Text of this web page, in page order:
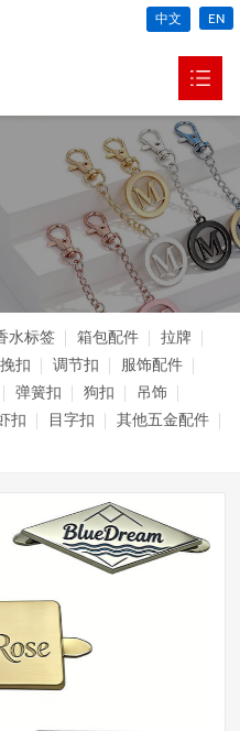
中文 EN




水标签 箱包配件
拉牌
扣 调节扣
服饰配件
弹簧扣 狗扣
吊饰
扣 目字扣
其他五金配件